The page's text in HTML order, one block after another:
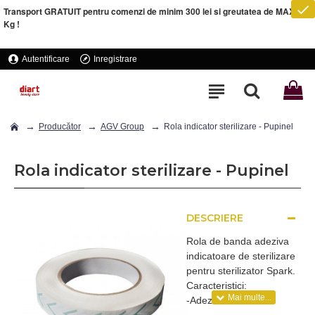
Transport GRATUIT pentru comenzi de minim 300 lei si greutatea de MAXIM 5
Kg !
Autentificare Inregistrare
Producător AGV Group Rola indicator sterilizare - Pupinel
Rola indicator sterilizare - Pupinel
DESCRIERE
Rola de banda adeziva
indicatoare de sterilizare
pentru sterilizator Spark.
Caracteristici:
-Adeziv rezistent la